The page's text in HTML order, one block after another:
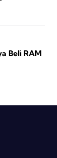
Beli RAM